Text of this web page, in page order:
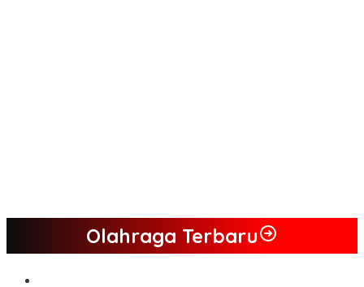
Olahraga Terbaru